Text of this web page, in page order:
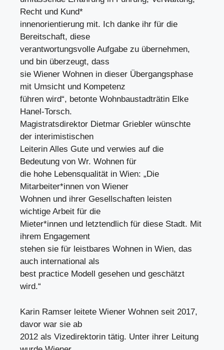
Recht und Kund*
innenorientierung mit. Ich danke ihr für die
Bereitschaft, diese
verantwortungsvolle Aufgabe zu übernehmen,
und bin überzeugt, dass
sie Wiener Wohnen in dieser Übergangsphase
mit Umsicht und Kompetenz
führen wird“, betonte Wohnbaustadträtin Elke
Hanel-Torsch.
Magistratsdirektor Dietmar Griebler wünschte
der interimistischen
Leiterin Alles Gute und verwies auf die
Bedeutung von Wr. Wohnen für
die hohe Lebensqualität in Wien: „Die
Mitarbeiter*innen von Wiener
Wohnen und ihrer Gesellschaften leisten
wichtige Arbeit für die
Mieter*innen und letztendlich für diese Stadt. Mit
ihrem Engagement
stehen sie für leistbares Wohnen in Wien, das
auch international als
best practice Modell gesehen und geschätzt
wird.“
Karin Ramser leitete Wiener Wohnen seit 2017,
davor war sie ab
2012 als Vizedirektorin tätig. Unter ihrer Leitung